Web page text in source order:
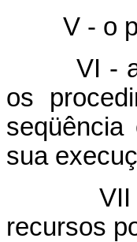
V - o
VI - a
os
sua
VII - os
recursos